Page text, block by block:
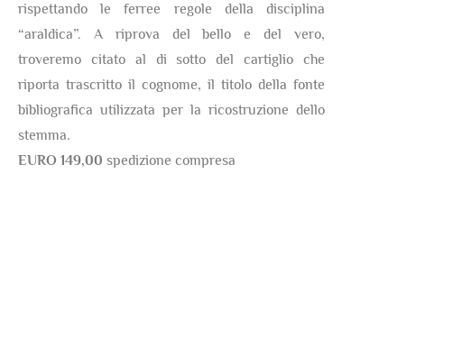
rispettando le ferree regole della disciplina
“araldica”. A riprova del bello e del vero,
troveremo citato al di sotto del cartiglio che
riporta trascritto il cognome, il titolo della fonte
bibliografica utilizzata per la ricostruzione dello
stemma.
EURO 149,00 spedizione compresa